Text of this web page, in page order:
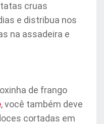
cruas
e distribua nos
na assadeira e
de frango
, você também deve
cortadas em